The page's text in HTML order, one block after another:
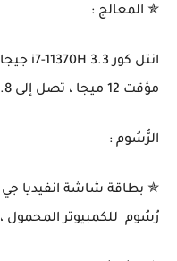
✯ المعالج :
مؤقت 12 ميجا ، تصل إلى 4.8 جيجاهرتز ) .
الرُّسُوم :
رُسُوم للكمبيوتر المحمول ، 8 جيجا بايت GDDR6 .